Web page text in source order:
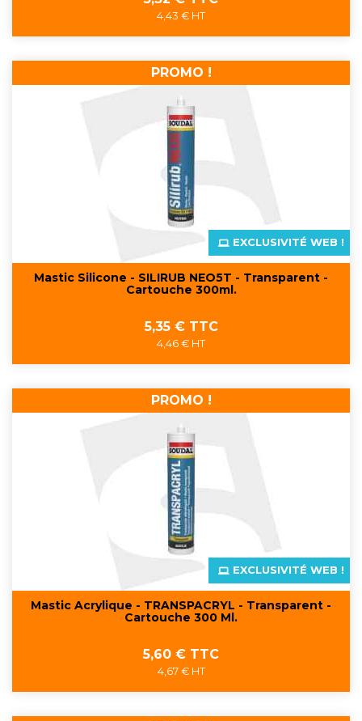
4,43 € HT
Mastic Silicone - SILIRUB NEO5T - Transparent -
Cartouche 300ml.
Prix
5,35 € TTC
4,46 € HT
EXCLUSIVITÉ WEB !
PROMO !
Mastic Acrylique - TRANSPACRYL - Transparent -
Cartouche 300 Ml.
Prix
5,60 € TTC
4,67 € HT
EXCLUSIVITÉ WEB !
PROMO !